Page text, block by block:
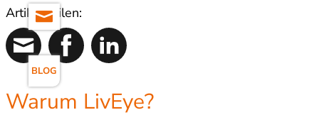
BLOG
Artikel teilen:
Warum LivEye?